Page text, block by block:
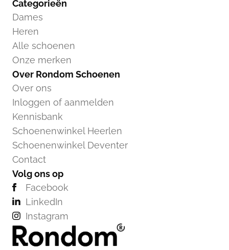
Categorieën
Dames
Heren
Alle schoenen
Onze merken
Over Rondom Schoenen
Over ons
Inloggen of aanmelden
Kennisbank
Schoenenwinkel Heerlen
Schoenenwinkel Deventer
Contact
Volg ons op
Facebook
LinkedIn
Instagram